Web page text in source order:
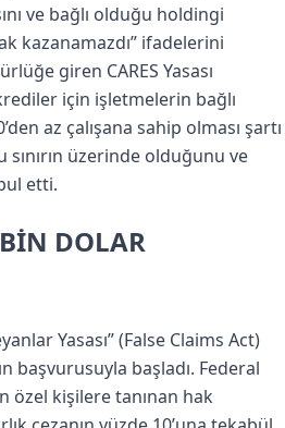
ve bağlı olduğu holdingi
kazanamazdı” ifadelerini
giren CARES Yasası
için işletmelerin bağlı
az çalışana sahip olması şartı
sınırın üzerinde olduğunu ve
etti.
DOLAR
Yasası” (False Claims Act)
başvurusuyla başladı. Federal
özel kişilere tanınan hak